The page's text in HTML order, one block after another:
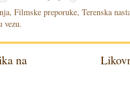
, Filmske preporuke, Terenska
vezu.
na